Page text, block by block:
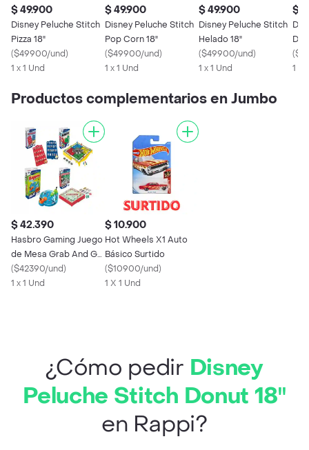
$ 49.900
Disney Peluche Stitch
Pizza 18"
($49900/und)
1 x 1 Und
$ 49.900
Disney Peluche Stitch
Pop Corn 18"
($49900/und)
1 x 1 Und
$ 49.900
Disney Peluche Stitch
Helado 18"
($49900/und)
1 x 1 Und
$
(
1 x
Productos complementarios en Jumbo
$ 42.390
Hasbro Gaming Juego
de Mesa Grab And Go
Surtido
($42390/und)
1 x 1 Und
$ 10.900
Hot Wheels X1 Auto
Básico Surtido
($10900/und)
1 X 1 Und
¿Cómo pedir Disney
Peluche Stitch Donut 18"
en Rappi?